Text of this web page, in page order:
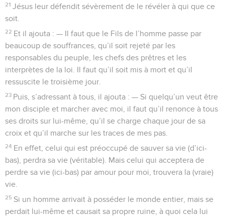
21 Jésus leur défendit sévèrement de le révéler à qui que ce
soit.
22 Et il ajouta : — Il faut que le Fils de l’homme passe par
beaucoup de souffrances, qu’il soit rejeté par les
responsables du peuple, les chefs des prêtres et les
interprètes de la loi. Il faut qu’il soit mis à mort et qu’il
ressuscite le troisième jour.
23 Puis, s’adressant à tous, il ajouta : — Si quelqu’un veut être
mon disciple et marcher avec moi, il faut qu’il renonce à tous
ses droits sur lui-même, qu’il se charge chaque jour de sa
croix et qu’il marche sur les traces de mes pas.
24 En effet, celui qui est préoccupé de sauver sa vie (d’ici-
bas), perdra sa vie (véritable). Mais celui qui acceptera de
perdre sa vie (ici-bas) par amour pour moi, trouvera la (vraie)
vie.
25 Si un homme arrivait à posséder le monde entier, mais se
perdait lui-même et causait sa propre ruine, à quoi cela lui